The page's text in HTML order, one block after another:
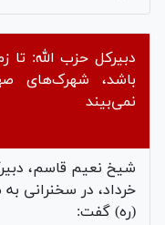
دبیرکل حزب الله: تا
باشد، شهرک‌های
نمی‌بیند
خرداد، در سخنرانی
(ره) گفت: